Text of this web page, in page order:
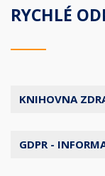
RYCHLÉ
KNIHOVNA
GDPR -